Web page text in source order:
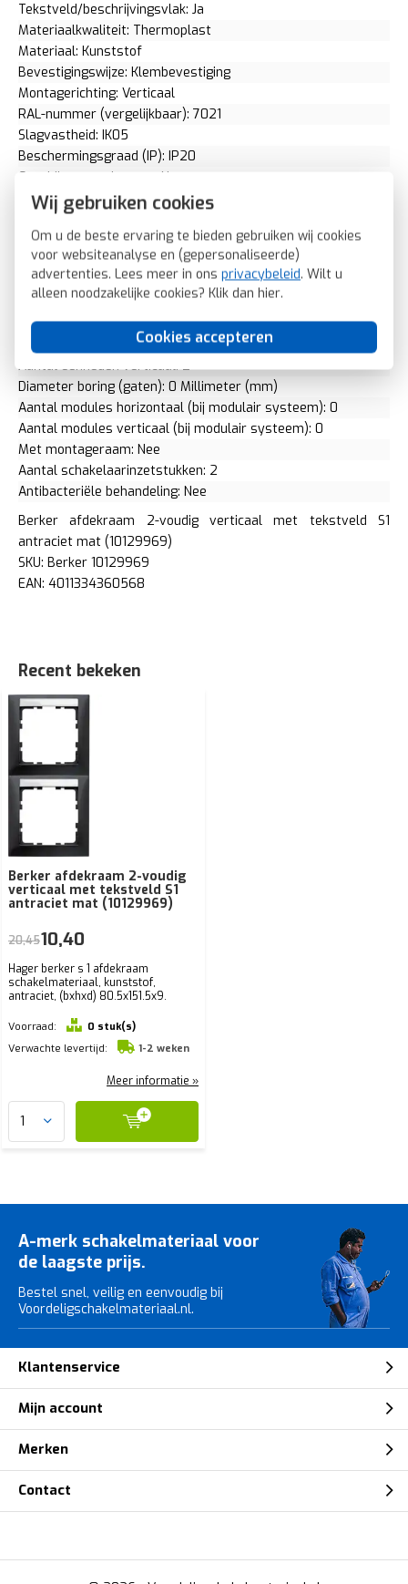
Wij gebruiken cookies
Om u de beste ervaring te bieden gebruiken wij cookies
voor websiteanalyse en (gepersonaliseerde)
advertenties. Lees meer in ons privacybeleid. Wilt u
alleen noodzakelijke cookies? Klik dan hier.
Cookies accepteren
Tekstveld/beschrijvingsvlak: Ja
Materiaalkwaliteit: Thermoplast
Materiaal: Kunststof
Bevestigingswijze: Klembevestiging
Montagerichting: Verticaal
RAL-nummer (vergelijkbaar): 7021
Slagvastheid: IK05
Beschermingsgraad (IP): IP20
Geschikt voor vloerpot: Nee
Transparant: Nee
Uitvoering oppervlakte: Mat
Geschikt voor wandgoot: Ja
Geschikt voor inbouwinstallatie (stucwerk): Ja
Bondige uitvoering: Nee
Geschikt voor inbouwinstallatie (geen stucwerk): Ja
Inbouwmontage (stucwerk): Ja
Aantal eenheden horizontaal: 1
Aantal eenheden verticaal: 2
Diameter boring (gaten): 0 Millimeter (mm)
Aantal modules horizontaal (bij modulair systeem): 0
Aantal modules verticaal (bij modulair systeem): 0
Met montageraam: Nee
Aantal schakelaarinzetstukken: 2
Antibacteriële behandeling: Nee
Berker afdekraam 2-voudig verticaal met tekstveld S1
antraciet mat (10129969)
SKU: Berker 10129969
EAN: 4011334360568
Recent bekeken
Berker afdekraam 2-voudig
verticaal met tekstveld S1
antraciet mat (10129969)
Hager berker s 1 afdekraam
schakelmateriaal, kunststof,
antraciet, (bxhxd) 80.5x151.5x9.
Voorraad:
0 stuk(s)
Verwachte levertijd:
1-2 weken
20,4510,40
Meer informatie »
A-merk schakelmateriaal voor
de laagste prijs.
Bestel snel, veilig en eenvoudig bij
Voordeligschakelmateriaal.nl.
Klantenservice
Mijn account
Merken
Contact